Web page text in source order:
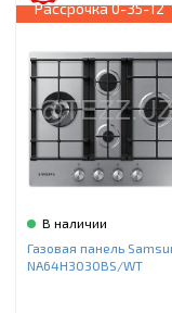
Рассрочка0-35-12
В наличии
Газовая панель
NA64H3030BS/WT